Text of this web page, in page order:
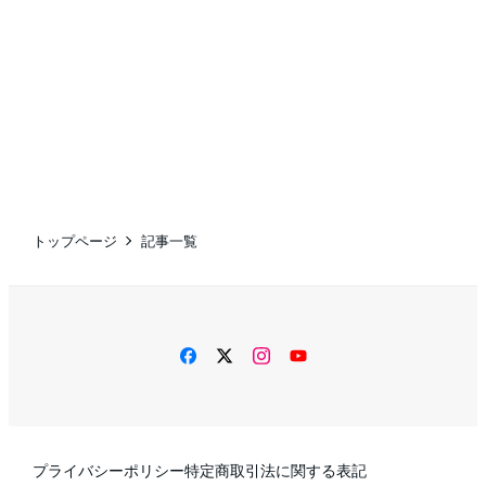
トップページ 記事一覧
facebooktwitterinstagram
YouTube
プライバシーポリシー特定商取引法に関する表記